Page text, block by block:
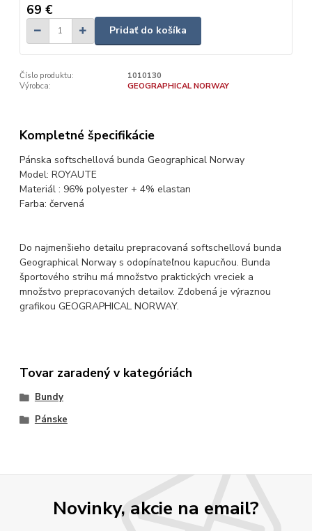
69 €
Pridať do košíka
Číslo produktu:
1010130
Výrobca:
GEOGRAPHICAL NORWAY
Kompletné špecifikácie
Pánska softschellová bunda Geographical Norway
Model: ROYAUTE
Materiál : 96% polyester + 4% elastan
Farba: červená
Do najmenšieho detailu prepracovaná softschellová bunda
Geographical Norway s odopínateľnou kapucňou. Bunda
športového strihu má množstvo praktických vreciek a
množstvo prepracovaných detailov. Zdobená je výraznou
grafikou GEOGRAPHICAL NORWAY.
Tovar zaradený v kategóriách
Bundy
Pánske
Novinky, akcie na email?